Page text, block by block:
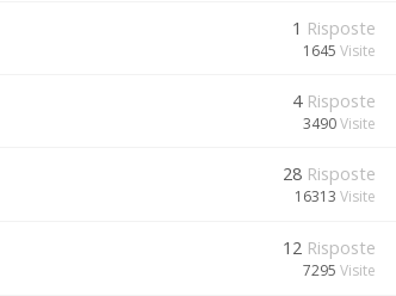
1 Risposte
1645 Visite
4 Risposte
3490Visite
28 Risposte
16313 Visite
12 Risposte
7295 Visite